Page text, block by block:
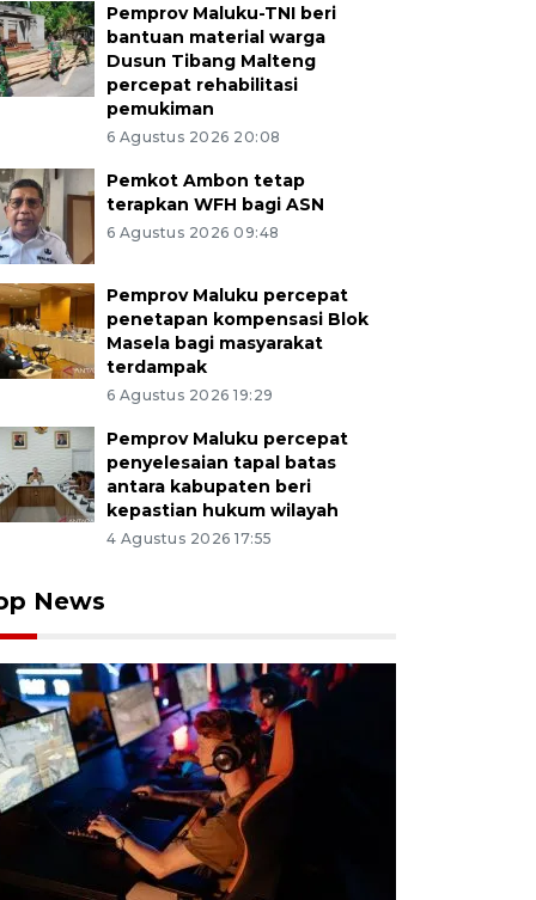
Pemprov Maluku-TNI beri
bantuan material warga
Dusun Tibang Malteng
percepat rehabilitasi
pemukiman
6 Agustus 2026 20:08
Pemkot Ambon tetap
terapkan WFH bagi ASN
6 Agustus 2026 09:48
Pemprov Maluku percepat
penetapan kompensasi Blok
Masela bagi masyarakat
terdampak
6 Agustus 2026 19:29
Pemprov Maluku percepat
penyelesaian tapal batas
antara kabupaten beri
kepastian hukum wilayah
4 Agustus 2026 17:55
News